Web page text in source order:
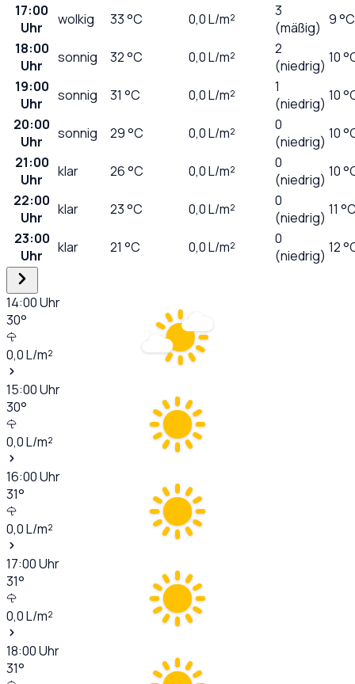
17:00
Uhr
wolkig 33°C 0,0L/m²
3
(mäßig) 9 °C
18:00
Uhr
sonnig 32°C 0,0L/m²
2
(niedrig) 10
19:00
Uhr
sonnig 31 °C 0,0L/m²
1
(niedrig) 10
20:00
Uhr
sonnig 29°C 0,0L/m²
0
(niedrig) 10
21:00
Uhr
klar 26°C 0,0L/m²
0
(niedrig) 10
22:00
Uhr
klar 23°C 0,0L/m²
0
(niedrig) 11
23:00
Uhr
klar 21 °C 0,0L/m²
0
(niedrig) 12
14:00Uhr
30°
0,0L/m²
15:00Uhr
30°
0,0L/m²
16:00Uhr
31°
0,0L/m²
17:00Uhr
31°
0,0L/m²
18:00Uhr
31°